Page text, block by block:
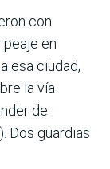
con
en
esa ciudad,
la vía
de
Dos guardias